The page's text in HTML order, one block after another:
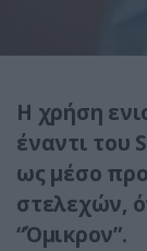
Η χρήση
έναντι του
ως μέσο
στελεχών,
“Όμικρον”.